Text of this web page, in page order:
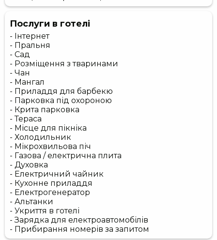
Послуги в готелі
- Інтернет
- Пральня
- Сад
- Розміщення з тваринами
- Чан
- Мангал
- Приладдя для барбекю
- Парковка під охороною
- Крита парковка
- Тераса
- Місце для пікніка
- Холодильник
- Мікрохвильова піч
- Газова / електрична плита
- Духовка
- Електричний чайник
- Кухонне приладдя
- Електрогенератор
- Альтанки
- Укриття в готелі
- Зарядка для електроавтомобілів
- Прибирання номерів за запитом